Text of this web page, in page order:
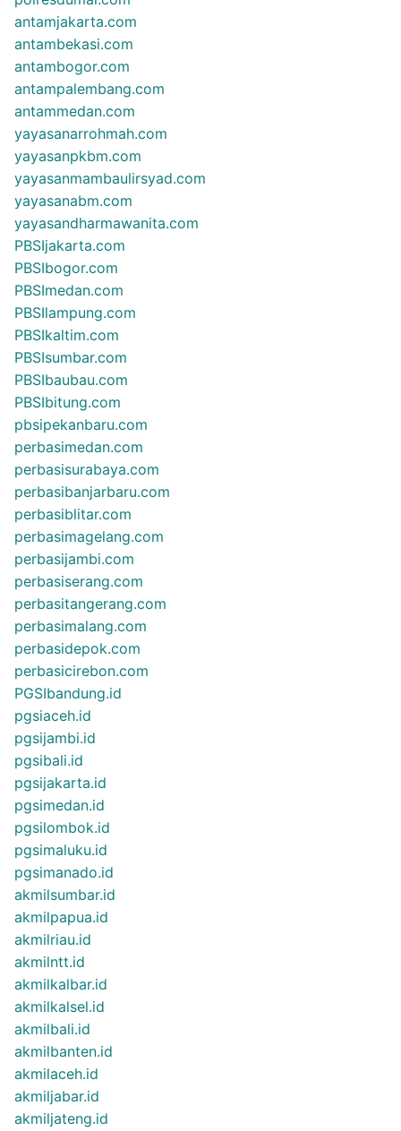
antamjakarta.com
antambekasi.com
antambogor.com
antampalembang.com
antammedan.com
yayasanarrohmah.com
yayasanpkbm.com
yayasanmambaulirsyad.com
yayasanabm.com
yayasandharmawanita.com
PBSIjakarta.com
PBSIbogor.com
PBSImedan.com
PBSIlampung.com
PBSIkaltim.com
PBSIsumbar.com
PBSIbaubau.com
PBSIbitung.com
pbsipekanbaru.com
perbasimedan.com
perbasisurabaya.com
perbasibanjarbaru.com
perbasiblitar.com
perbasimagelang.com
perbasijambi.com
perbasiserang.com
perbasitangerang.com
perbasimalang.com
perbasidepok.com
perbasicirebon.com
PGSIbandung.id
pgsiaceh.id
pgsijambi.id
pgsibali.id
pgsijakarta.id
pgsimedan.id
pgsilombok.id
pgsimaluku.id
pgsimanado.id
akmilsumbar.id
akmilpapua.id
akmilriau.id
akmilntt.id
akmilkalbar.id
akmilkalsel.id
akmilbali.id
akmilbanten.id
akmilaceh.id
akmiljabar.id
akmiljateng.id